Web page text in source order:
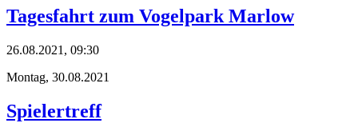
Tagesfahrt zum Vogelpark Marlow
26.08.2021, 09:30
Montag, 30.08.2021
Spielertreff